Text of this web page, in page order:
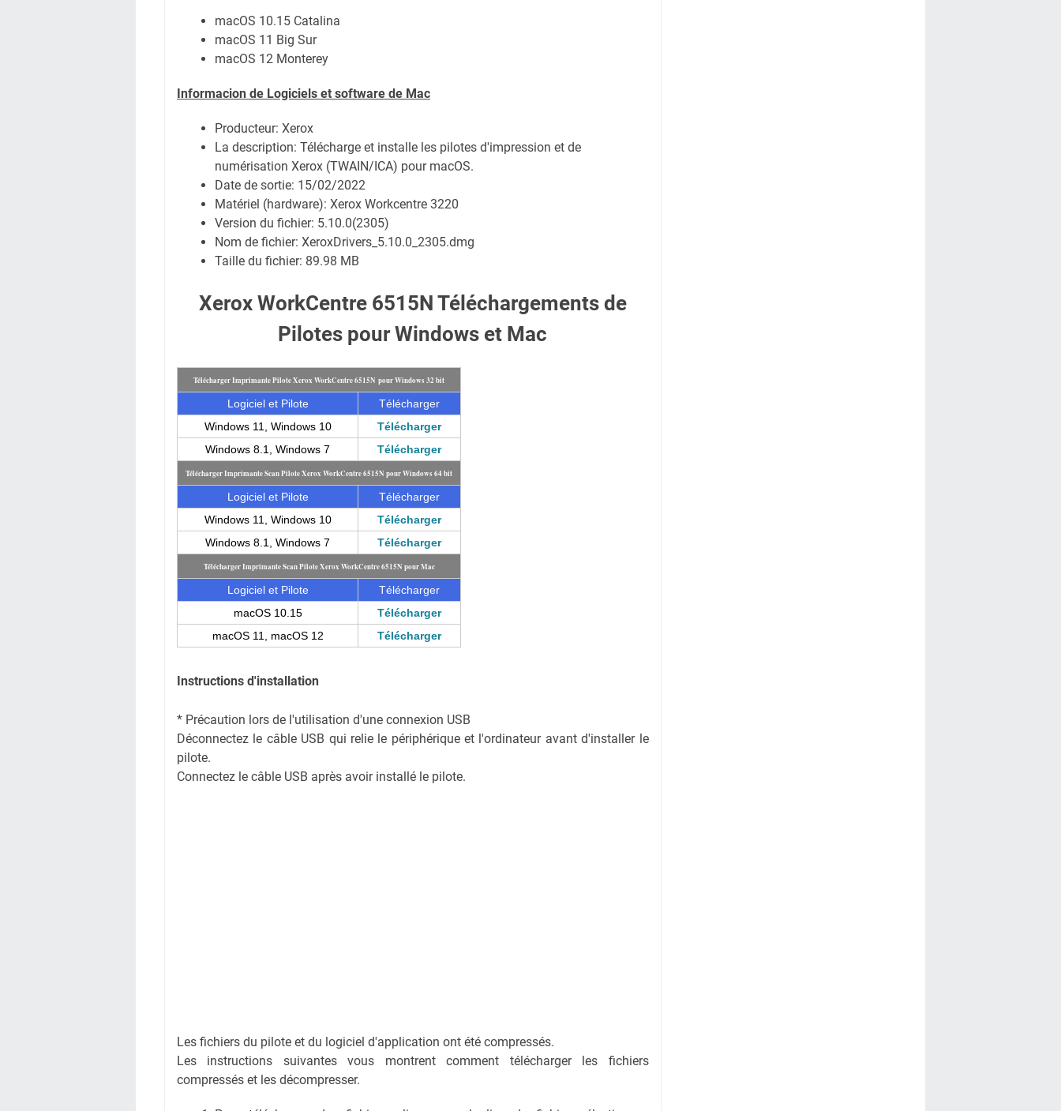
macOS 10.15 Catalina
macOS 11 Big Sur
macOS 12 Monterey
Informacion de Logiciels et software de Mac
Producteur: Xerox
La description: Télécharge et installe les pilotes d'impression et de
numérisation Xerox (TWAIN/ICA) pour macOS.
Date de sortie: 15/02/2022
Matériel (hardware): Xerox Workcentre 3220
Version du fichier: 5.10.0(2305)
Nom de fichier: XeroxDrivers_5.10.0_2305.dmg
Taille du fichier: 89.98 MB
Xerox WorkCentre 6515N Téléchargements de
Pilotes pour Windows et Mac
Télécharger Imprimante Pilote Xerox WorkCentre 6515N pour Windows 32 bit
Logiciel et Pilote
Télécharger
Windows 11, Windows 10
Télécharger
Windows 8.1, Windows 7
Télécharger
Télécharger Imprimante Scan Pilote Xerox WorkCentre 6515N pour Windows 64 bit
Logiciel et Pilote
Télécharger
Windows 11, Windows 10
Télécharger
Windows 8.1, Windows 7
Télécharger
Télécharger Imprimante Scan Pilote Xerox WorkCentre 6515N pour Mac
Logiciel et Pilote
Télécharger
macOS 10.15
Télécharger
macOS 11, macOS 12
Télécharger
Instructions d'installation
* Précaution lors de l'utilisation d'une connexion USB
Déconnectez le câble USB qui relie le périphérique et l'ordinateur avant d'installer le
pilote.
Connectez le câble USB après avoir installé le pilote.
Les fichiers du pilote et du logiciel d'application ont été compressés.
Les instructions suivantes vous montrent comment télécharger les fichiers
compressés et les décompresser.